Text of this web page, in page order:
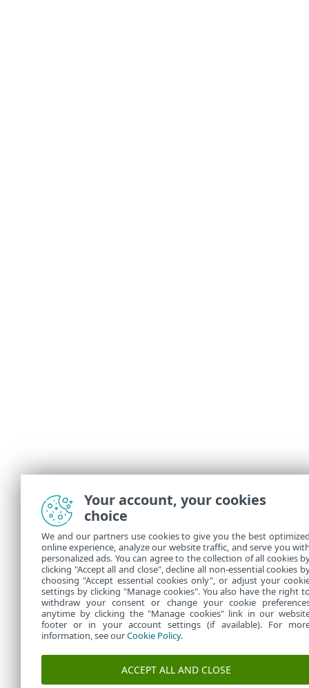
Your account, your cookies
choice
We and our partners use cookies to give you the best
online experience, analyze our website traffic, and serve you
personalized ads. You can agree to the collection of all cookies
clicking "Accept all and close", decline all non-essential cookies
choosing "Accept essential cookies only", or adjust your
settings by clicking "Manage cookies". You also have the right
withdraw your consent or change your cookie
anytime by clicking the "Manage cookies" link in our
footer or in your account settings (if available). For
information, see ourCookie Policy.
ACCEPT ALL AND CLOSE